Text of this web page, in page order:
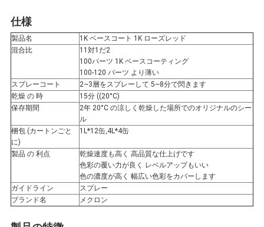
地
図
プ
ラ
イ
バ
仕様
製品名
1K ベースコート 1K ローズレッド
混合比
11対1だ2
100パーツ 1K ベースコーティング
100-120 パーツ より薄い
スプレーコート
2~3層をスプレーして 5~8分で閃きます
乾燥 の 時
15分 ((20°C)
保存期間
2年 20°C の涼しく乾燥した場所でのオリジナルのシー
ル
梱包 (カートンごと
に)
1L*12缶,4L*4缶
製品 の 利点
乾燥速度も高く 高品質な仕上げです
色彩の覆い力が良く レベルアップもいい
色の濃度が高く 幅広い色彩をカバーします
ガイドライン
スプレー
ブランド名
メクロン